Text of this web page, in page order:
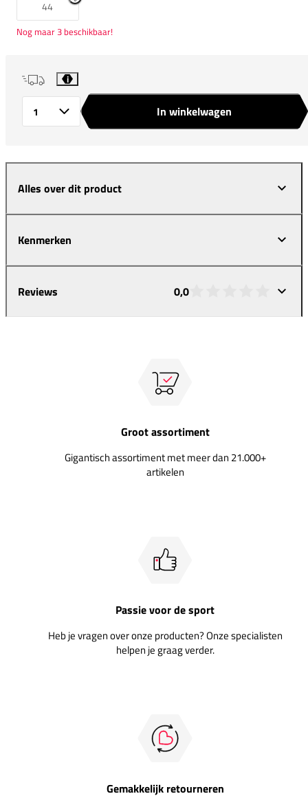
44
Nog maar 3 beschikbaar!
i
In winkelwagen
Alles over dit product
Kenmerken
Reviews 0,0
Groot assortiment
Gigantisch assortiment met meer dan 21.000+
artikelen
Passie voor de sport
Heb je vragen over onze producten? Onze specialisten
helpen je graag verder.
Gemakkelijk retourneren